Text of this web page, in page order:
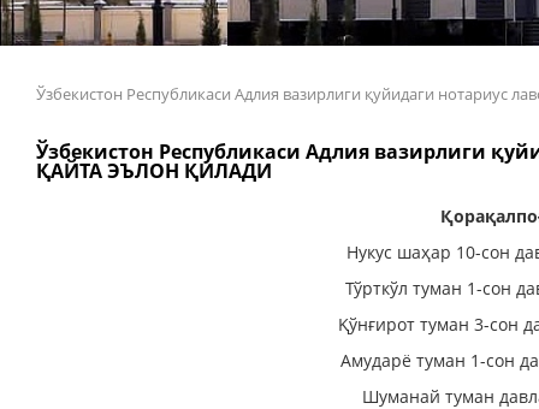
Ўзбекистон Республикаси Адлия вазирлиги қуйидаги
Ўзбекистон Республикаси Адлия вазирлиги
ҚАЙТА ЭЪЛОН ҚИЛАДИ
Нукус шаҳар 10-сон
Тўрткўл туман 1-сон
Қўнғирот туман 3-сон
Амударё туман 1-сон
Шуманай туман